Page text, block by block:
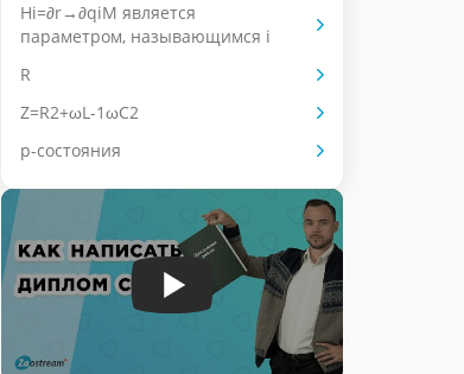
Hi=∂r→∂qiM является
параметром, называющимся i
R
Z=R2+ωL-1ωC2
p-состояния